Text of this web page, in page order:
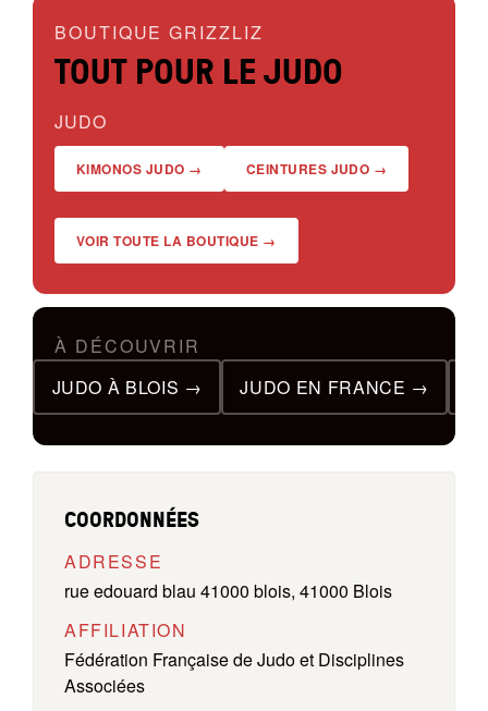
BOUTIQUE GRIZZLIZ
TOUT POUR LE JUDO
JUDO
KIMONOS JUDO → CEINTURES JUDO →
VOIR TOUTE LA BOUTIQUE →
À DÉCOUVRIR
JUDO À BLOIS →
JUDO EN FRANCE →
COORDONNÉES
ADRESSE
rue edouard blau 41000 blois, 41000 Blois
AFFILIATION
Fédération Française de Judo et Disciplines
Associées